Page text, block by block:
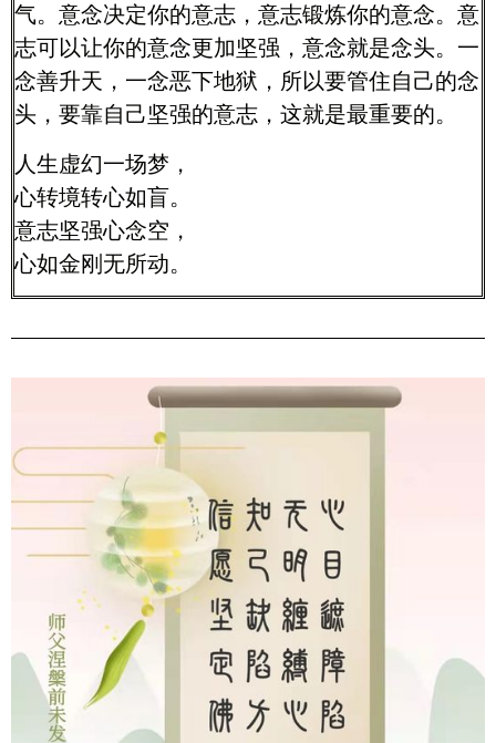
气。意念决定你的意志，意志锻炼你的意念。意
志可以让你的意念更加坚强，意念就是念头。一
念善升天，一念恶下地狱，所以要管住自己的念
头，要靠自己坚强的意志，这就是最重要的。
人生虚幻一场梦，
心转境转心如盲。
意志坚强心念空，
心如金刚无所动。